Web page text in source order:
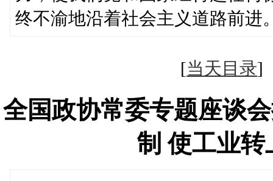
终不渝地沿着社会主义道路前进
[当天目录
全国政协常委专题座谈
制 使工业